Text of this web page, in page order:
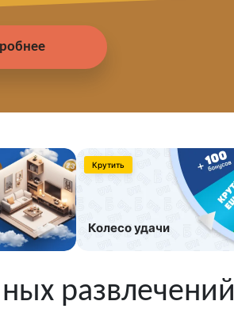
Крутить
Колесо удачи
развлечений